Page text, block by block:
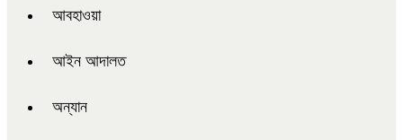
আবহাওয়া
আইন আদালত
অন্যান